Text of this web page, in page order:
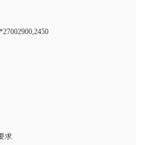
求